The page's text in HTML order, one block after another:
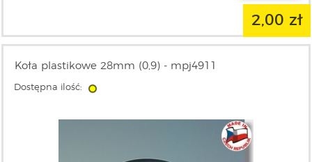
2,00 zł
Koła plastikowe 28mm (0,9) - mpj4911
Dostępna ilość: